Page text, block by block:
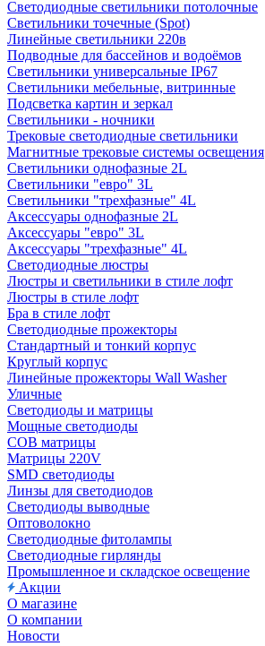
Светодиодные светильники потолочные
Светильники точечные (Spot)
Линейные светильники 220в
Подводные для бассейнов и водоёмов
Светильники универсальные IP67
Светильники мебельные, витринные
Подсветка картин и зеркал
Светильники - ночники
Трековые светодиодные светильники
Магнитные трековые системы освещения
Светильники однофазные 2L
Светильники "евро" 3L
Светильники "трехфазные" 4L
Аксессуары однофазные 2L
Аксессуары "евро" 3L
Аксессуары "трехфазные" 4L
Светодиодные люстры
Люстры и светильники в стиле лофт
Люстры в стиле лофт
Бра в стиле лофт
Светодиодные прожекторы
Стандартный и тонкий корпус
Круглый корпус
Линейные прожекторы Wall Washer
Уличные
Светодиоды и матрицы
Мощные светодиоды
COB матрицы
Матрицы 220V
SMD светодиоды
Линзы для светодиодов
Светодиоды выводные
Оптоволокно
Светодиодные фитолампы
Светодиодные гирлянды
Промышленное и складское освещение
Акции
О магазине
О компании
Новости